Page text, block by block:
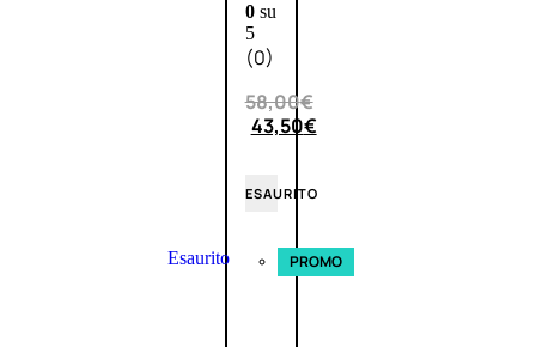
0su
5
(0)
58,00€
43,50€
ESAURITO
Esaurito PROMO